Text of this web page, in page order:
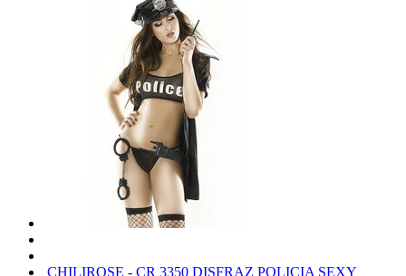
CHILIROSE - CR 3350 DISFRAZ POLICIA SEXY